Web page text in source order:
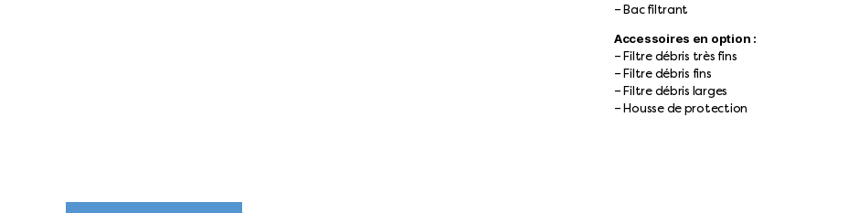
– Bac filtrant
Accessoires en option :
– Filtre débris très fins
– Filtre débris fins
– Filtre débris larges
– Housse de protection